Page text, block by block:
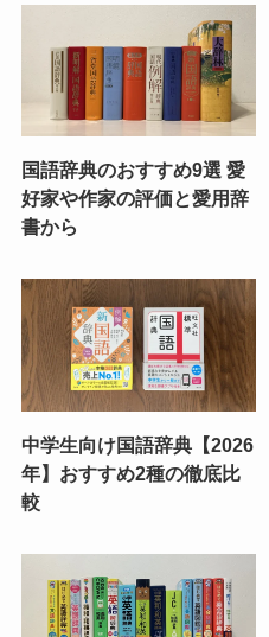
国語辞典のおすすめ9選 愛
好家や作家の評価と愛用辞
書から
中学生向け国語辞典【2026
年】おすすめ2種の徹底比
較